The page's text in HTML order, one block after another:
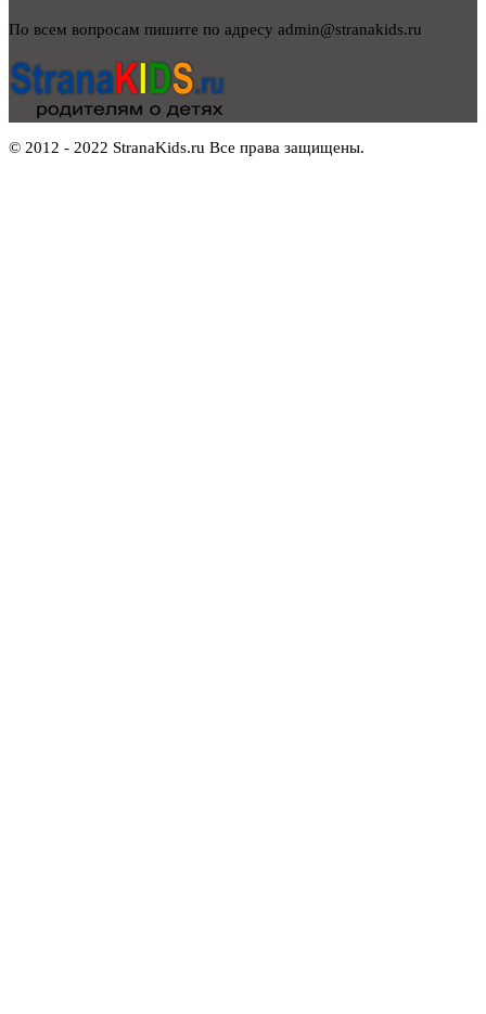
По всем вопросам пишите по адресу admin@stranakids.ru
© 2012 - 2022 StranaKids.ru Все права защищены.